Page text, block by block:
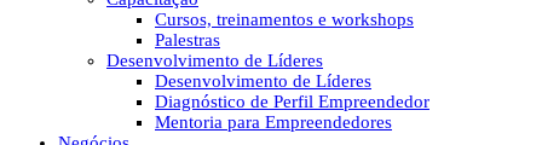
Cursos, treinamentos e workshops
Palestras
Desenvolvimento de Líderes
Desenvolvimento de Líderes
Diagnóstico de Perfil Empreendedor
Mentoria para Empreendedores